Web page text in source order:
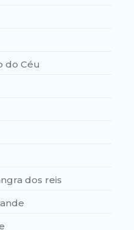
do Céu
dos reis